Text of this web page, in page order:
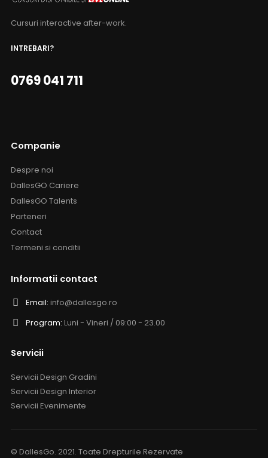
Cursuri interactive after-work.
INTREBARI?
0769 041 711
Companie
Despre noi
DallesGO Cariere
DallesGO Talents
Parteneri
Contact
Termeni si conditii
Informatii contact
Email: info@dallesgo.ro
Program: Luni - Vineri / 09:00 - 23.00
Servicii
Servicii Design Gradini
Servicii Design Interior
Servicii Evenimente
© DallesGo. 2021. Toate Drepturile Rezervate